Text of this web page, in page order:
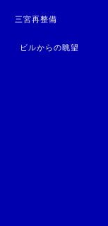
三宮再整備
ビルからの眺望